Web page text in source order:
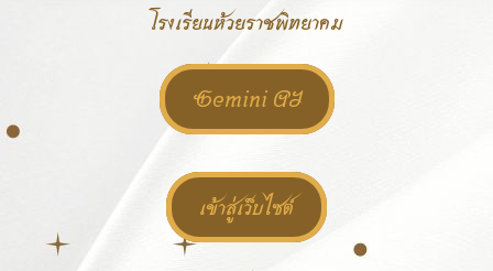
โรงเรียนห้วยราชพิทยาคม
Gemini AI
เข้าสู่เว็บไซต์